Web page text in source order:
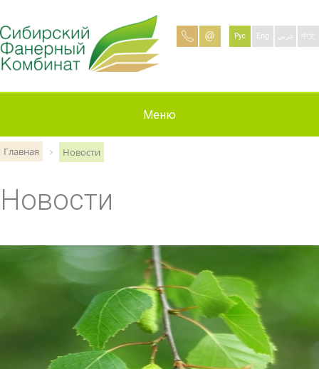
Рус Eng عربي 中文
Меню
О компании
Продукция
Информация
Новости
Контакты
Вакансии
Главная Новости
Новости